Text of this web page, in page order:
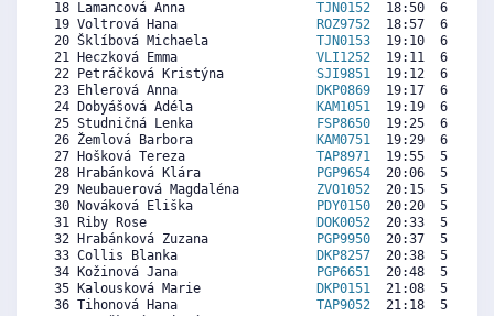
18 Lamancová Anna TJN0152
18:50  6455
19 Voltrová Hana
ROZ9752
18:57  6395
20 Šklíbová Michaela TJN0153
19:10  6283
21 Heczková Emma VLI1252
19:11  6275
22 Petráčková Kristýna SJI9851
19:12  6266
23 Ehlerová Anna
DKP0869
19:17  6223
24 Dobyášová Adéla
KAM1051
19:19  6206
25 Studničná Lenka
FSP8650
19:25  6155
26 Žemlová Barbora
KAM0751
19:29  6121
27 Hošková Tereza TAP8971
19:55  5898
28 Hrabánková Klára
PGP9654
20:06  5804
29 Neubauerová Magdaléna ZVO1052
20:15  5726
30 Nováková Eliška
PDY0150
20:20  5684
31 Riby Rose
DOK0052
20:33  5572
32 Hrabánková Zuzana
PGP9950
20:37  5538
33 Collis Blanka
DKP8257
20:38  5529
34 Kožinová Jana
PGP6651
20:48  5444
35 Kalousková Marie
DKP0151
21:08  5272
36 Tihonová Hana TAP9052
21:18  5187